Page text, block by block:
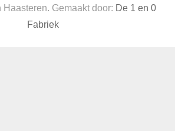
Gemaakt door: De 1 en 0
Fabriek